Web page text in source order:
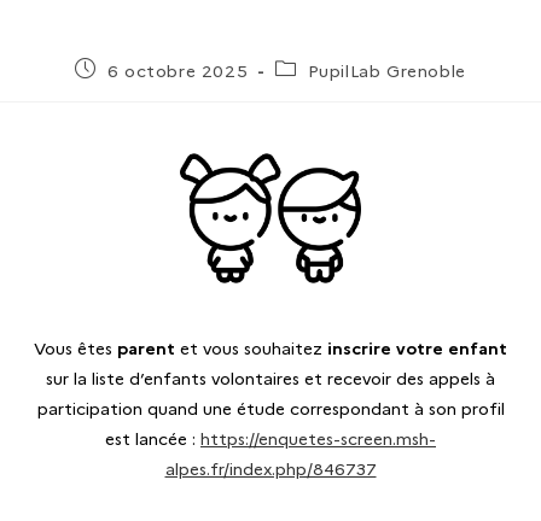
6 octobre 2025 PupilLab Grenoble
Vous êtes parent et vous souhaitez inscrire votre enfant
sur la liste d’enfants volontaires et recevoir des appels à
participation quand une étude correspondant à son profil
est lancée : https://enquetes-screen.msh-
alpes.fr/index.php/846737